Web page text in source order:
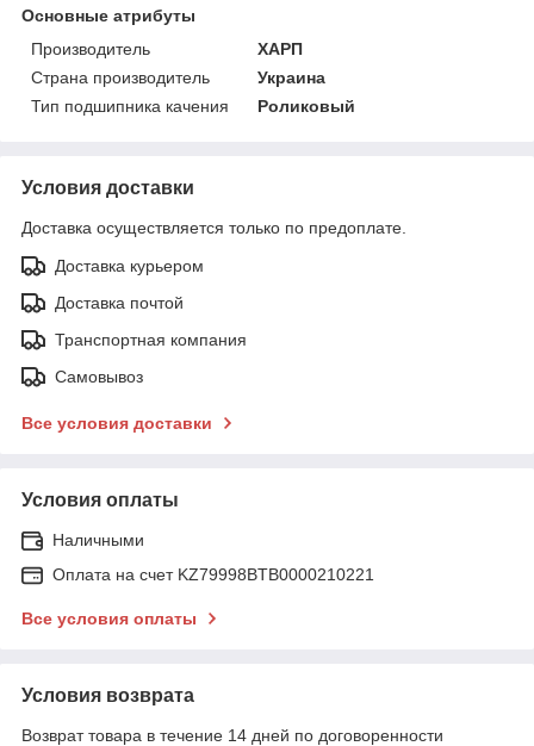
Основные атрибуты
Производитель
ХАРП
Страна производитель
Украина
Тип подшипника качения
Роликовый
Условия доставки
Доставка осуществляется только по предоплате.
Доставка курьером
Доставка почтой
Транспортная компания
Самовывоз
Все условия доставки
Условия оплаты
Наличными
Оплата на счет KZ79998BTB0000210221
Все условия оплаты
Условия возврата
Возврат товара в течение 14 дней по договоренности